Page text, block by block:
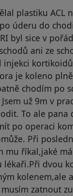
plastiku ACL
úderu do
byl sice v
ani ze
je koleno
chodím po
už 9m v
To ale pana
po operaci
Při
mu říkal,jaké
lékaři.Při dvou
kolenem,ale
zatnout